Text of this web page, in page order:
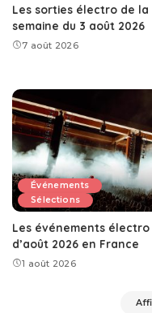
Les sorties électro de la
semaine du 3 août 2026
7 août 2026
Événements
Sélections
Les événements électro
d’août 2026 en France
1 août 2026